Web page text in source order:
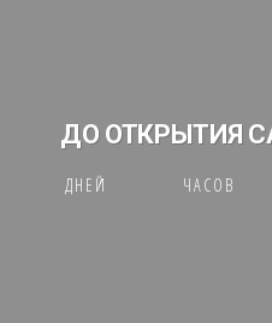
ДО ОТКРЫТИЯ
ДНЕЙ ЧАСОВ